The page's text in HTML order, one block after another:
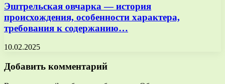
Эштрельская овчарка — история
происхождения, особенности характера,
требования к содержанию…
10.02.2025
Добавить комментарий